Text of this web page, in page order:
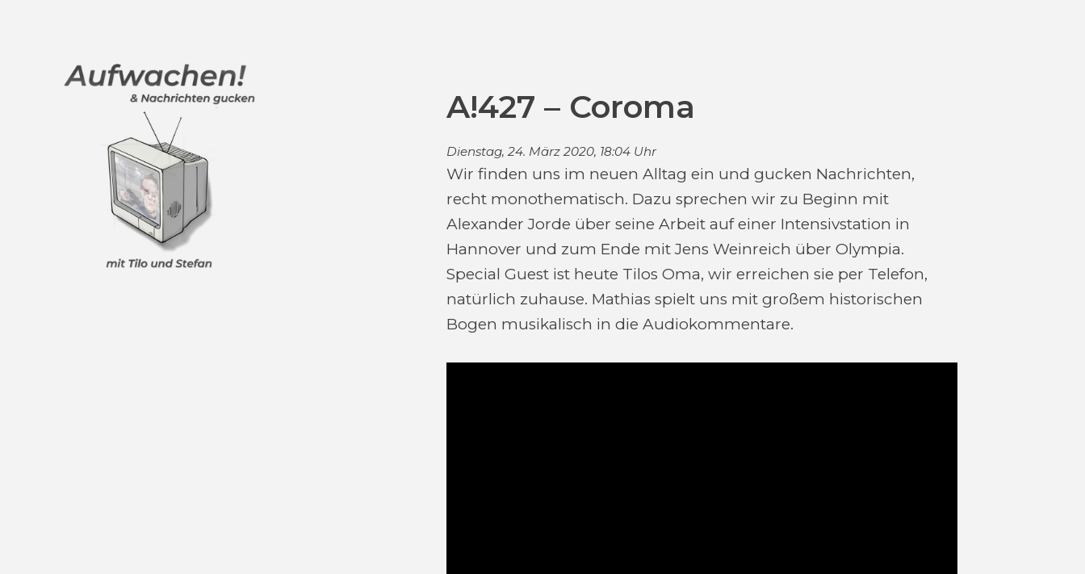
A!427 – Coroma
Dienstag, 24. März 2020, 18:04 Uhr
Wir finden uns im neuen Alltag ein und gucken Nachrichten,
recht monothematisch. Dazu sprechen wir zu Beginn mit
Alexander Jorde über seine Arbeit auf einer Intensivstation in
Hannover und zum Ende mit Jens Weinreich über Olympia.
Special Guest ist heute Tilos Oma, wir erreichen sie per Telefon,
natürlich zuhause. Mathias spielt uns mit großem historischen
Bogen musikalisch in die Audiokommentare.